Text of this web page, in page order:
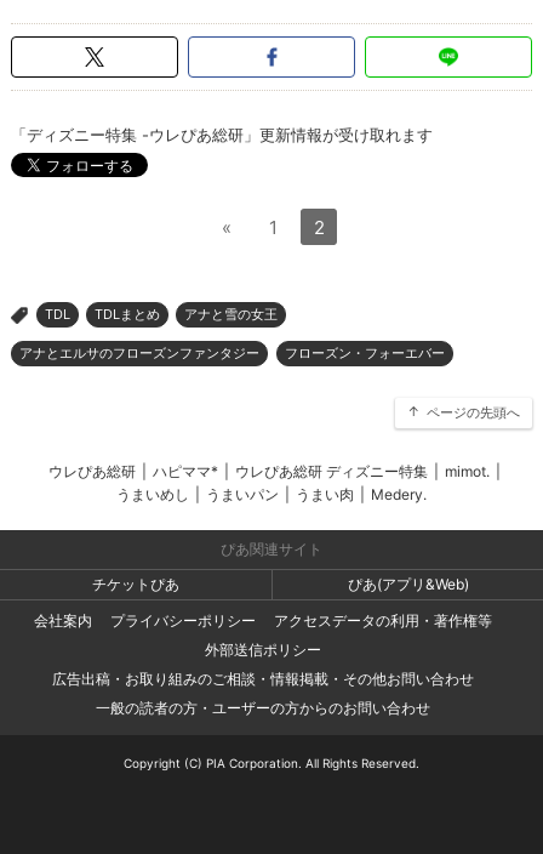
「ディズニー特集 -ウレぴあ総研」更新情報が受け取れます
« 1 2
> TDL TDLまとめ アナと雪の女王
アナとエルサのフローズンファンタジー フローズン・フォーエバー
ページの先頭へ
ウレぴあ総研 ハピママ* ウレぴあ総研 ディズニー特集 mimot.
うまいめし
うまいパン うまい肉 Medery.
ぴあ関連サイト
チケットぴあ
ぴあ(アプリ&Web)
会社案内
プライバシーポリシー
アクセスデータの利用・著作権等
外部送信ポリシー
広告出稿・お取り組みのご相談・情報掲載・その他お問い合わせ
一般の読者の方・ユーザーの方からのお問い合わせ
Copyright (C) PIA Corporation. All Rights Reserved.